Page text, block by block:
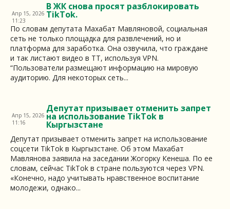
В ЖК снова просят разблокировать
TikTok.
Апр 15, 2026
11:23
По словам депутата Махабат Мавляновой, социальная
сеть не только площадка для развлечений, но и
платформа для заработка. Она озвучила, что граждане
и так листают видео в TT, используя VPN.
“Пользователи размещают информацию на мировую
аудиторию. Для некоторых сеть...
Депутат призывает отменить запрет
на использование TikTok в
Кыргызстане
Апр 15, 2026
11:16
Депутат призывает отменить запрет на использование
соцсети TikTok в Кыргызстане. Об этом Махабат
Мавлянова заявила на заседании Жогорку Кенеша. По ее
словам, сейчас TikTok в стране пользуются через VPN.
«Конечно, надо учитывать нравственное воспитание
молодежи, однако...